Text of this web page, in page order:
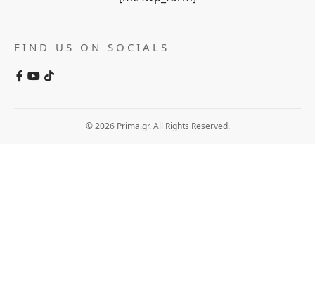
FIND US ON SOCIALS
© 2026 Prima.gr. All Rights Reserved.